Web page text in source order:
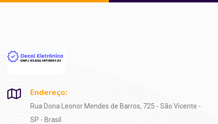
Endereço:
Rua Dona Leonor Mendes de Barros, 725 - São Vicente -
SP - Brasil